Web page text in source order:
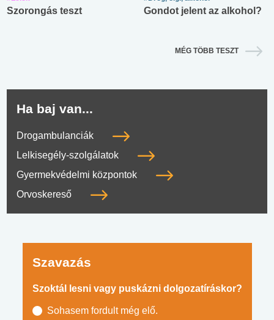
Szorongás teszt Gondot jelent az alkohol?
MÉG TÖBB TESZT
Ha baj van...
Drogambulanciák
Lelkisegély-szolgálatok
Gyermekvédelmi központok
Orvoskereső
Szavazás
Szoktál lesni vagy puskázni dolgozatíráskor?
Sohasem fordult még elő.